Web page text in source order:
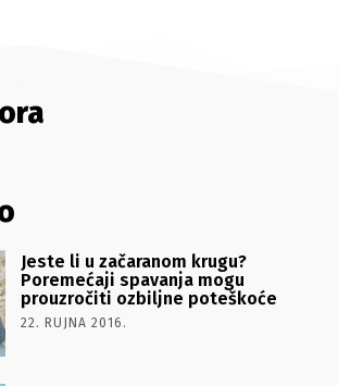
Jeste li u začaranom krugu?
Poremećaji spavanja mogu
prouzročiti ozbiljne poteškoće
22. RUJNA 2016.